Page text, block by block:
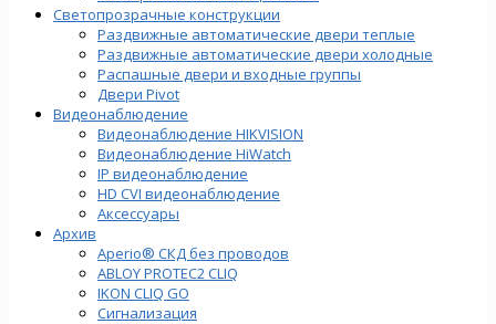
Светопрозрачные конструкции
Раздвижные автоматические двери теплые
Раздвижные автоматические двери холодные
Распашные двери и входные группы
Двери Pivot
Видеонаблюдение
Видеонаблюдение HIKVISION
Видеонаблюдение HiWatch
IP видеонаблюдение
HD CVI видеонаблюдение
Аксессуары
Архив
Aperio® СКД без проводов
ABLOY PROTEC2 CLIQ
IKON CLIQ GO
Сигнализация